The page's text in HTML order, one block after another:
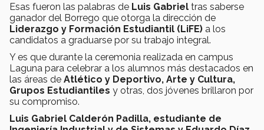
Esas fueron las palabras de Luis Gabriel tras saberse
ganador del Borrego que otorga la dirección de
Liderazgo y Formación Estudiantil (LiFE) a los
candidatos a graduarse por su trabajo integral.
Y es que durante la ceremonia realizada en campus
Laguna para celebrar a los alumnos más destacados en
las áreas de Atlético y Deportivo, Arte y Cultura,
Grupos Estudiantiles y otras, dos jóvenes brillaron por
su compromiso.
Luis Gabriel Calderón Padilla, estudiante de